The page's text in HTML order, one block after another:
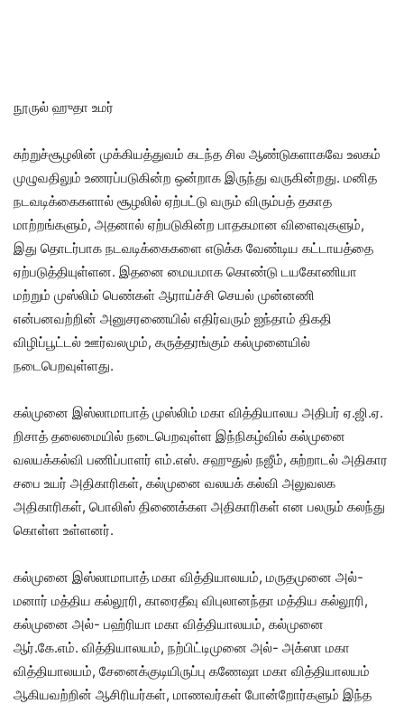
நூருல் ஹுதா உமர்
சுற்றுச்சூழலின் முக்கியத்துவம் கடந்த சில ஆண்டுகளாகவே உலகம்
முழுவதிலும் உணரப்படுகின்ற ஒன்றாக இருந்து வருகின்றது. மனித
நடவடிக்கைகளால் சூழலில் ஏற்பட்டு வரும் விரும்பத் தகாத
மாற்றங்களும், அதனால் ஏற்படுகின்ற பாதகமான விளைவுகளும்,
இது தொடர்பாக நடவடிக்கைகளை எடுக்க வேண்டிய கட்டாயத்தை
ஏற்படுத்தியுள்ளன. இதனை மையமாக கொண்டு டயகோணியா
மற்றும் முஸ்லிம் பெண்கள் ஆராய்ச்சி செயல் முன்னணி
என்பனவற்றின் அனுசரணையில் எதிர்வரும் ஐந்தாம் திகதி
விழிப்பூட்டல் ஊர்வலமும், கருத்தரங்கும் கல்முனையில்
நடைபெறவுள்ளது.
கல்முனை இஸ்லாமாபாத் முஸ்லிம் மகா வித்தியாலய அதிபர் ஏ.ஜி.ஏ.
றிசாத் தலைமையில் நடைபெறவுள்ள இந்நிகழ்வில் கல்முனை
வலயக்கல்வி பணிப்பாளர் எம்.எஸ். சஹுதுல் நஜீம், சுற்றாடல் அதிகார
சபை உயர் அதிகாரிகள், கல்முனை வலயக் கல்வி அலுவலக
அதிகாரிகள், பொலிஸ் திணைக்கள அதிகாரிகள் என பலரும் கலந்து
கொள்ள உள்ளனர்.
கல்முனை இஸ்லாமாபாத் மகா வித்தியாலயம், மருதமுனை அல்-
மனார் மத்திய கல்லூரி, காரைதீவு விபுலானந்தா மத்திய கல்லூரி,
கல்முனை அல்- பஹ்ரியா மகா வித்தியாலயம், கல்முனை
ஆர்.கே.எம். வித்தியாலயம், நற்பிட்டிமுனை அல்- அக்ஸா மகா
வித்தியாலயம், சேனைக்குடியிருப்பு கணேஷா மகா வித்தியாலயம்
ஆகியவற்றின் ஆசிரியர்கள், மாணவர்கள் போன்றோர்களும் இந்த